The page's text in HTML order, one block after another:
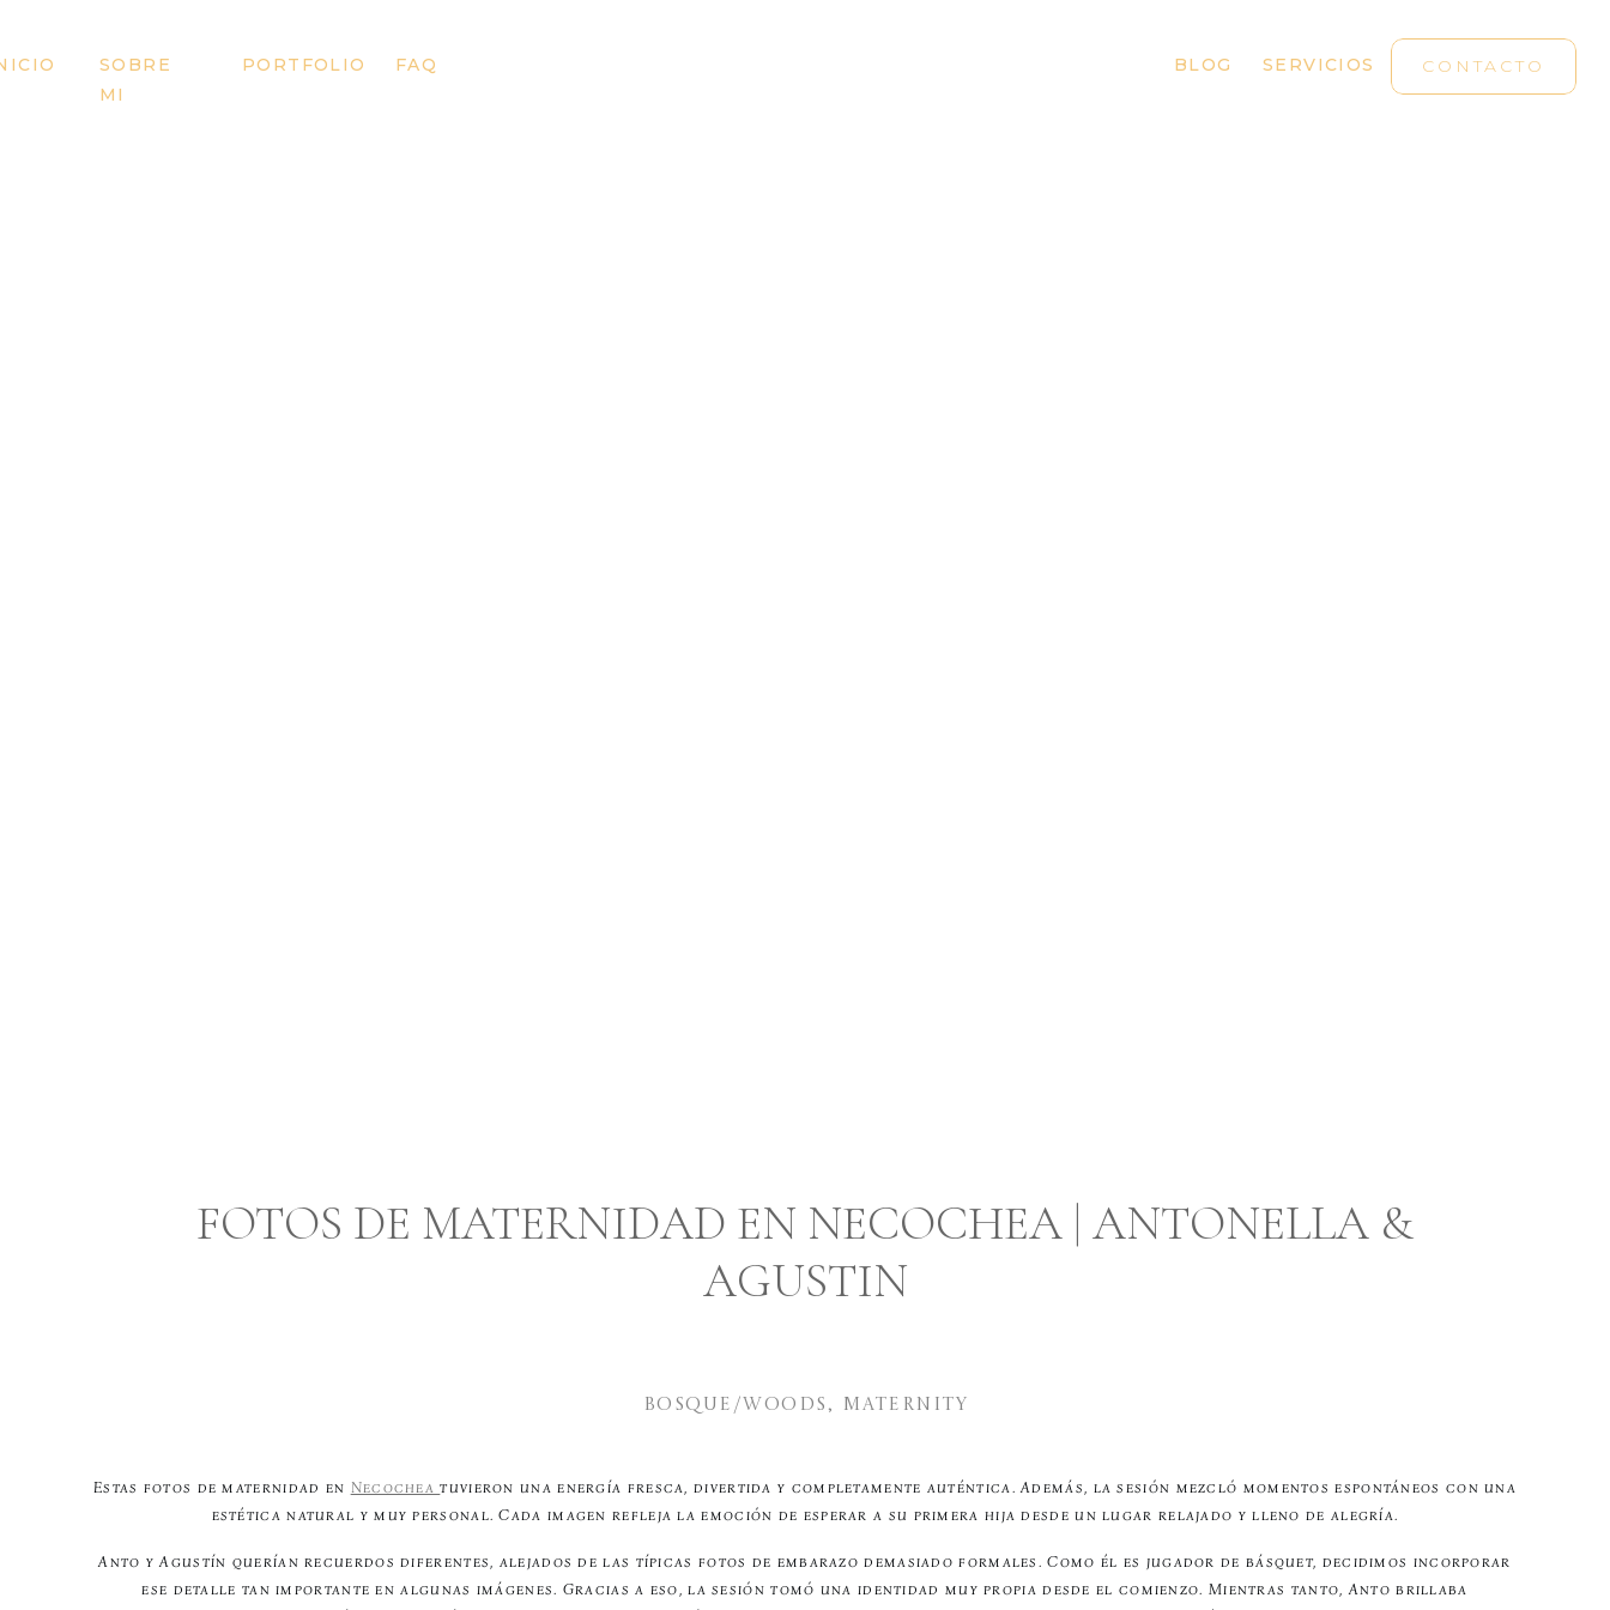
CONTACTO
SOBRE
MI
SERVICIOS
PORTFOLIO FAQ BLOG
FOTOS DE MATERNIDAD EN NECOCHEA | ANTONELLA &
AGUSTIN
BOSQUE/WOODS , MATERNITY
Estas fotos de maternidad en Necocheatuvieron una energía fresca, divertida y completamente auténtica. Además, la sesión mezcló momentos espontáneos con una
estética natural y muy personal. Cada imagen refleja la emoción de esperar a su primera hija desde un lugar relajado y lleno de alegría.
Anto y Agustín querían recuerdos diferentes, alejados de las típicas fotos de embarazo demasiado formales. Como él es jugador de básquet, decidimos incorporar
ese detalle tan importante en algunas imágenes. Gracias a eso, la sesión tomó una identidad muy propia desde el comienzo. Mientras tanto, Anto brillaba